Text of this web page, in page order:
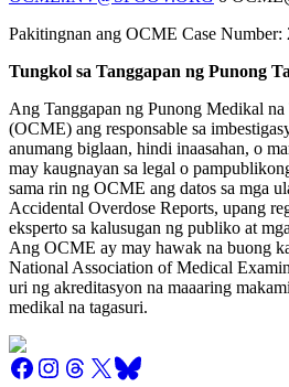
Pakitingnan ang OCME Case Number:
Tungkol sa Tanggapan ng Punong
Ang Tanggapan ng Punong Medikal
(OCME) ang responsable sa
anumang biglaan, hindi inaasahan, o
may kaugnayan sa legal o
sama rin ng OCME ang datos sa mga
Accidental Overdose Reports, upang
eksperto sa kalusugan ng publiko at
Ang OCME ay may hawak na buong
National Association of Medical
uri ng akreditasyon na maaaring
medikal na tagasuri.